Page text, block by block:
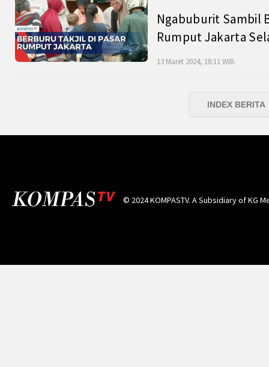
Ngabuburit Sambil
Rumput Jakarta
13 Maret 2024, 18:11 WIB
INDEX BERITA
© 2024 KOMPASTV. A Subsidiary ofKG